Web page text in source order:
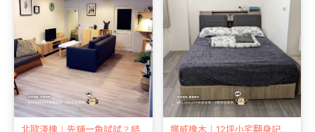
北歐淺橡｜先鋪一角試試？結
挪威橡木｜12坪小宅翻身記，